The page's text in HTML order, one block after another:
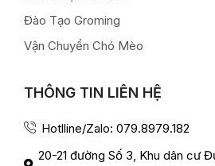
Đào Tạo Groming
Vận Chuyển Chó Mèo
THÔNG TIN LIÊN HỆ
Hotlline/Zalo: 079.8979.182
20-21 đường Số 3, Khu dân cư